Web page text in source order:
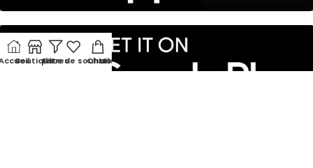
BoutiqueFiltres
Liste de souhaits
Chariot
Mon compte